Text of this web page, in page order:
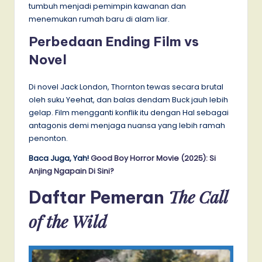
tumbuh menjadi pemimpin kawanan dan
menemukan rumah baru di alam liar.
Perbedaan Ending Film vs
Novel
Di novel Jack London, Thornton tewas secara brutal
oleh suku Yeehat, dan balas dendam Buck jauh lebih
gelap. Film mengganti konflik itu dengan Hal sebagai
antagonis demi menjaga nuansa yang lebih ramah
penonton.
Baca Juga, Yah!Good Boy Horror Movie (2025): Si
Anjing Ngapain Di Sini?
Daftar Pemeran The Call
of the Wild